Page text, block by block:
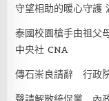
守望相助的暖心守護
泰國校園槍手由祖
中央社 CNA
傳石崇良請辭 行政